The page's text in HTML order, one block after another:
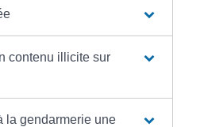
contenu illicite sur
la gendarmerie une